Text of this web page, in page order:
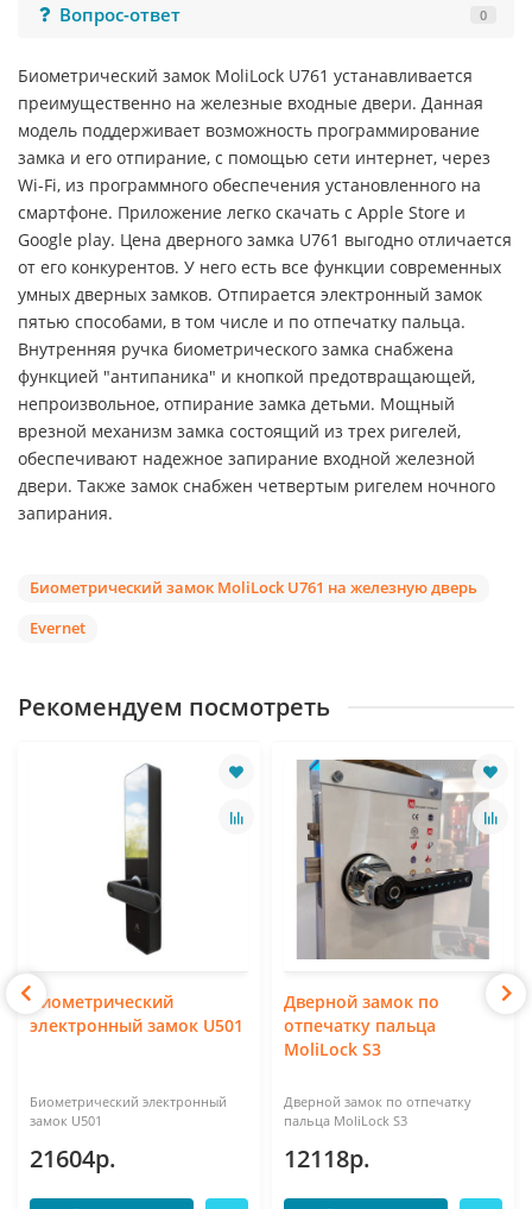
Вопрос-ответ
0
Биометрический замок MoliLock U761 устанавливается
преимущественно на железные входные двери. Данная
модель поддерживает возможность программирование
замка и его отпирание, с помощью сети интернет, через
Wi-Fi, из программного обеспечения установленного на
смартфоне. Приложение легко скачать с Apple Store и
Google play. Цена дверного замка U761 выгодно отличается
от его конкурентов. У него есть все функции современных
умных дверных замков. Отпирается электронный замок
пятью способами, в том числе и по отпечатку пальца.
Внутренняя ручка биометрического замка снабжена
функцией "антипаника" и кнопкой предотвращающей,
непроизвольное, отпирание замка детьми. Мощный
врезной механизм замка состоящий из трех ригелей,
обеспечивают надежное запирание входной железной
двери. Также замок снабжен четвертым ригелем ночного
запирания.
Биометрический замок MoliLock U761 на железную дверь
Evernet
Рекомендуем посмотреть
Биометрический
электронный замок U501
Биометрический электронный
замок U501
21604р.
Дверной замок по
отпечатку пальца
MoliLock S3
Дверной замок по отпечатку
пальца MoliLock S3
12118р.